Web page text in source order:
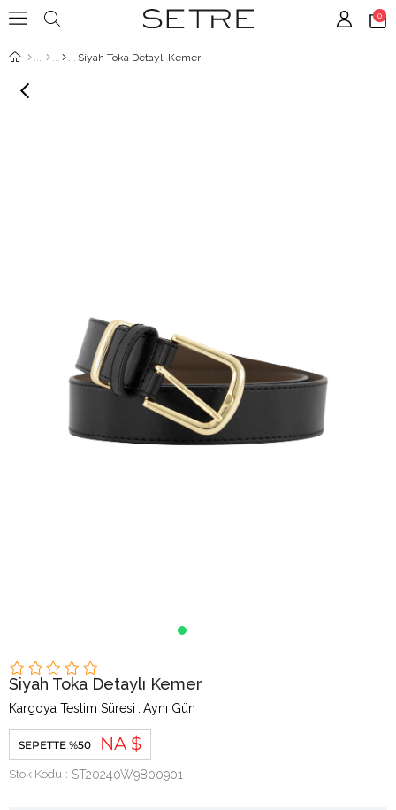
0
Siyah Toka Detaylı Kemer
Siyah Toka Detaylı Kemer
Kargoya Teslim Süresi : Aynı Gün
SEPETTE %50 NA $
Stok Kodu ST20240W9800901